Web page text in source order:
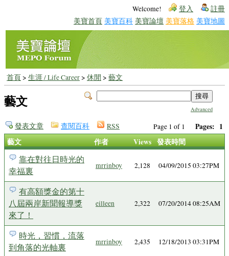
Welcome! 登入 註冊
美寶首頁 美寶百科 美寶論壇 美寶落格 美寶地圖
首頁> 生涯 / Life Career> 休閒 > 藝文
Advanced
藝文
Page 1 of 1 Pages: 1
發表文章 查閱百科 RSS
藝文 作者 Views 發表時間
靠在對往日時光的
幸福裏
mrrinboy 2,128 04/09/2015 03:27PM
有高額獎金的第十
八屆兩岸新聞報導獎
來了！
eilleen 2,322 07/20/2014 08:25AM
時光，習慣，流落
到角落的光軸裏
mrrinboy 2,435 12/18/2013 03:31PM